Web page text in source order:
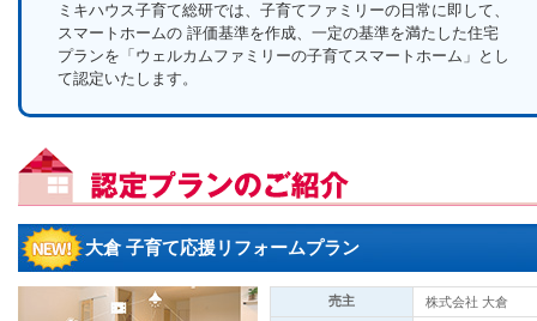
ミキハウス子育て総研では、子育てファミリーの日常に即して、
スマートホームの 評価基準を作成、一定の基準を満たした住宅
プランを「ウェルカムファミリーの子育てスマートホーム」とし
て認定いたします。
大倉 子育て応援リフォームプラン
売主 株式会社 大倉